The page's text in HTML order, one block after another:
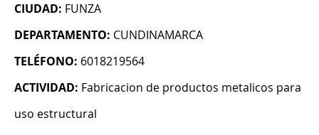
CIUDAD: FUNZA
DEPARTAMENTO: CUNDINAMARCA
TELÉFONO: 6018219564
ACTIVIDAD: Fabricacion de productos metalicos para
uso estructural